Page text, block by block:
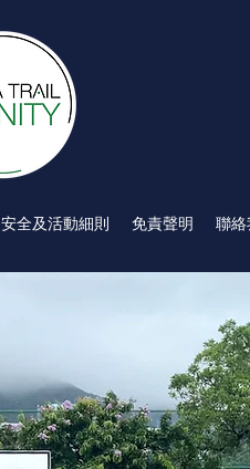
安全及活動細則 免責聲明 聯